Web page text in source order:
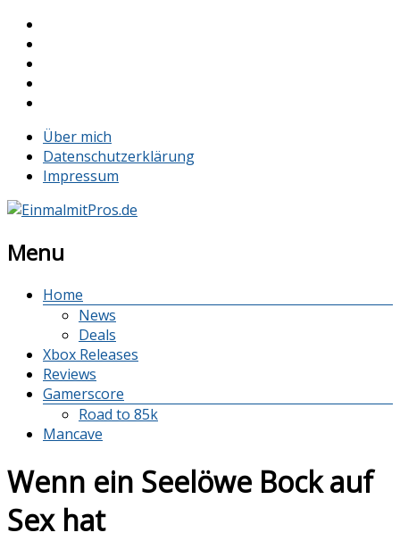
Über mich
Datenschutzerklärung
Impressum
Menu
Home
News
Deals
Xbox Releases
Reviews
Gamerscore
Road to 85k
Mancave
Wenn ein Seelöwe Bock auf
Sex hat